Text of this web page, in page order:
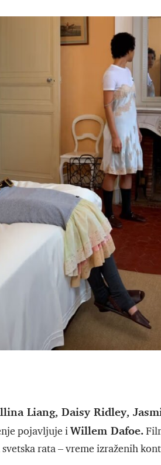
Liang, Daisy Ridley,
pojavljuje iWillem Dafoe.
rata – vreme izraženih